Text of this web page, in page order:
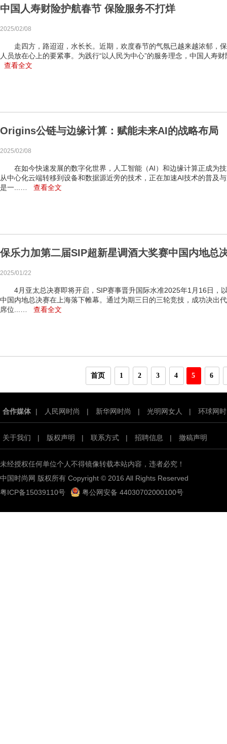
中国人寿财险护航春节 保险服务不打烊
2025/02/08
走四方，路迢迢，水长长。近期，欢度春节的气氛已越来越浓郁，
人员放在心上的要紧事。为践行“以人民为中心”的服务理念，中国人寿
查看全文
Origins公链与边缘计算：赋能未来AI的战略布局
2025/02/08
在如今快速发展的数字化世界，人工智能（AI）和边缘计算正成为
从中心化云端转移到设备和数据源近旁的技术，正在加速AI技术的普及
是一...… 查看全文
保乐力加第二届SIP超新星调酒大奖赛中国内地总
2025/01/22
4月亚太总决赛即将开启，SIP赛事晋升国际水准2025年1月16日，以
中国内地总决赛在上海落下帷幕。通过为期三日的三轮竞技，成功决出
席位...… 查看全文
首页 1 2 3 4 5 6
合作媒体 | 人民网时尚 | 新华网时尚 | 光明网女人 | 环球网
关于我们 | 版权声明 | 联系方式 | 招聘信息 | 撤稿声明
未经授权任何单位个人不得镜像转载本站内容，违者必究！
中国时尚网 版权所有 Copyright © 2016 All Rights Reserved
粤ICP备15039110号
粤公网安备 44030702000100号